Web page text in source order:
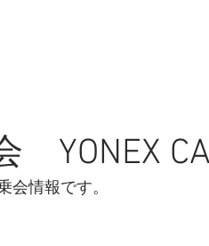
YONEX
会情報です。